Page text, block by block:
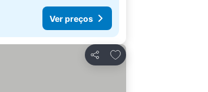
Ver preços
Partilhar
Adicionar aos favoritos